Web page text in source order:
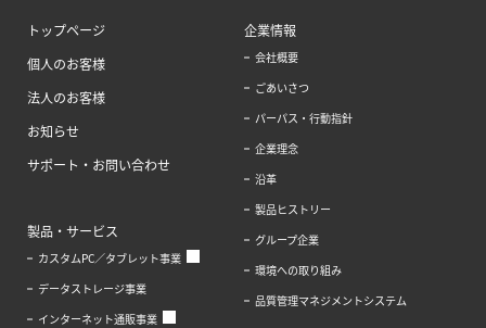
トップページ
個人のお客様
法人のお客様
お知らせ
サポート・お問い合わせ
製品・サービス
カスタムPC／タブレット事業
データストレージ事業
インターネット通販事業
企業情報
会社概要
ごあいさつ
パーパス・行動指針
企業理念
沿革
製品ヒストリー
グループ企業
環境への取り組み
品質管理マネジメントシステム